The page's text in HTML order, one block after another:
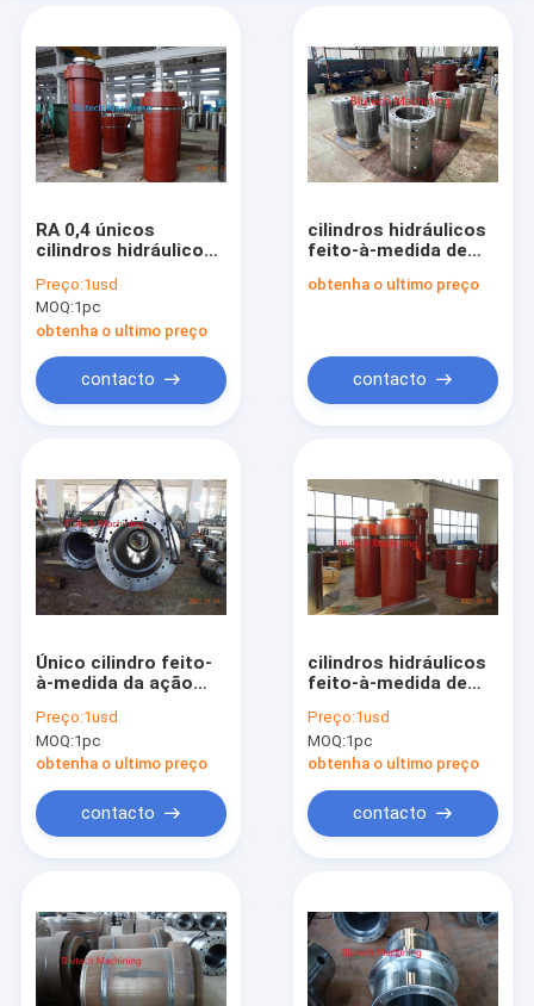
produtos
Quem Somos
RA 0,4 únicos
cilindros hidráulicos
transportadoras de
junta do Teflon
Preço:1usd
MOQ:1pc
obtenha o ultimo preço
contacto
cilindros hidráulicos
feito-à-medida de
imprensa quente do
obtenha o ultimo preço
contacto
Único cilindro feito-
à-medida da ação
carimbo quente
hidráulica
Preço:1usd
MOQ:1pc
obtenha o ultimo preço
contacto
cilindros hidráulicos
feito-à-medida de
gaxetas principais de
cilindro
Preço:1usd
MOQ:1pc
obtenha o ultimo preço
contacto